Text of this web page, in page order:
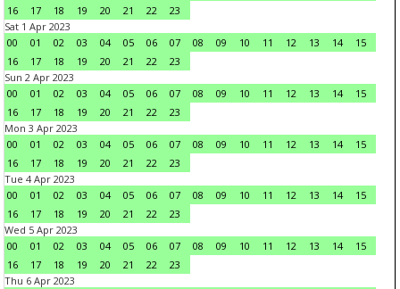
16
17 18 19 20 21 22
23
Sat 1 Apr 2023
00
01 02 03 04 05 06 07 08 09 10 11 12 13 14
15
16
17 18 19 20 21 22
23
Sun 2 Apr 2023
00
01 02 03 04 05 06 07 08 09 10 11 12 13 14
15
16
17 18 19 20 21 22
23
Mon 3 Apr 2023
00
01 02 03 04 05 06 07 08 09 10 11 12 13 14
15
16
17 18 19 20 21 22
23
Tue 4 Apr 2023
00
01 02 03 04 05 06 07 08 09 10 11 12 13 14
15
16
17 18 19 20 21 22
23
Wed 5 Apr 2023
00
01 02 03 04 05 06 07 08 09 10 11 12 13 14
15
16
17 18 19 20 21 22
23
Thu 6 Apr 2023